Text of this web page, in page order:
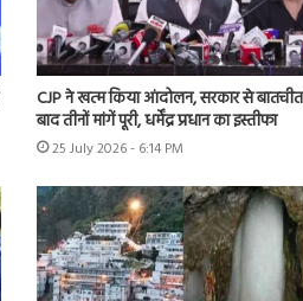
CJP ने खत्म किया आंदोलन, सरकार से
बाद तीनों मांगें पूरी, धर्मेंद्र प्रधान का इस्तीफा
25 July 2026 - 6:14 PM